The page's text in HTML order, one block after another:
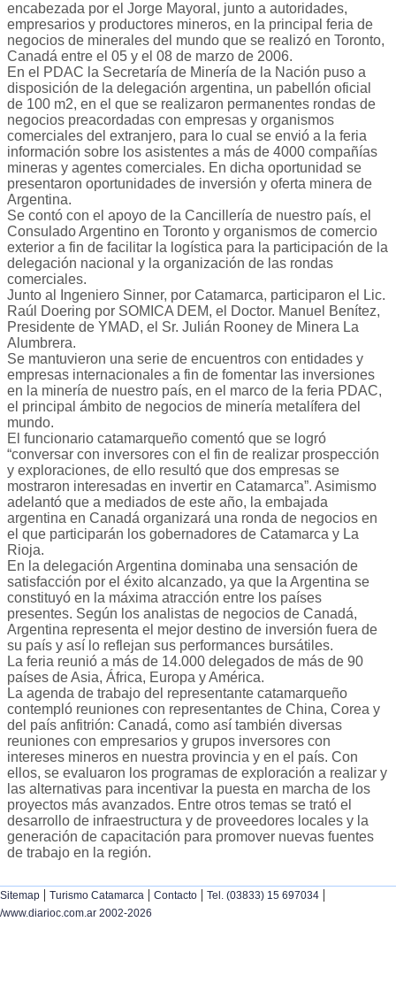
encabezada por el Jorge Mayoral, junto a autoridades,
empresarios y productores mineros, en la principal feria de
negocios de minerales del mundo que se realizó en Toronto,
Canadá entre el 05 y el 08 de marzo de 2006.
En el PDAC la Secretaría de Minería de la Nación puso a
disposición de la delegación argentina, un pabellón oficial
de 100 m2, en el que se realizaron permanentes rondas de
negocios preacordadas con empresas y organismos
comerciales del extranjero, para lo cual se envió a la feria
información sobre los asistentes a más de 4000 compañías
mineras y agentes comerciales. En dicha oportunidad se
presentaron oportunidades de inversión y oferta minera de
Argentina.
Se contó con el apoyo de la Cancillería de nuestro país, el
Consulado Argentino en Toronto y organismos de comercio
exterior a fin de facilitar la logística para la participación de la
delegación nacional y la organización de las rondas
comerciales.
Junto al Ingeniero Sinner, por Catamarca, participaron el Lic.
Raúl Doering por SOMICA DEM, el Doctor. Manuel Benítez,
Presidente de YMAD, el Sr. Julián Rooney de Minera La
Alumbrera.
Se mantuvieron una serie de encuentros con entidades y
empresas internacionales a fin de fomentar las inversiones
en la minería de nuestro país, en el marco de la feria PDAC,
el principal ámbito de negocios de minería metalífera del
mundo.
El funcionario catamarqueño comentó que se logró
“conversar con inversores con el fin de realizar prospección
y exploraciones, de ello resultó que dos empresas se
mostraron interesadas en invertir en Catamarca”. Asimismo
adelantó que a mediados de este año, la embajada
argentina en Canadá organizará una ronda de negocios en
el que participarán los gobernadores de Catamarca y La
Rioja.
En la delegación Argentina dominaba una sensación de
satisfacción por el éxito alcanzado, ya que la Argentina se
constituyó en la máxima atracción entre los países
presentes. Según los analistas de negocios de Canadá,
Argentina representa el mejor destino de inversión fuera de
su país y así lo reflejan sus performances bursátiles.
La feria reunió a más de 14.000 delegados de más de 90
países de Asia, África, Europa y América.
La agenda de trabajo del representante catamarqueño
contempló reuniones con representantes de China, Corea y
del país anfitrión: Canadá, como así también diversas
reuniones con empresarios y grupos inversores con
intereses mineros en nuestra provincia y en el país. Con
ellos, se evaluaron los programas de exploración a realizar y
las alternativas para incentivar la puesta en marcha de los
proyectos más avanzados. Entre otros temas se trató el
desarrollo de infraestructura y de proveedores locales y la
generación de capacitación para promover nuevas fuentes
de trabajo en la región.
Sitemap | Turismo Catamarca | Contacto | Tel. (03833) 15 697034 |
/www.diarioc.com.ar 2002-2026